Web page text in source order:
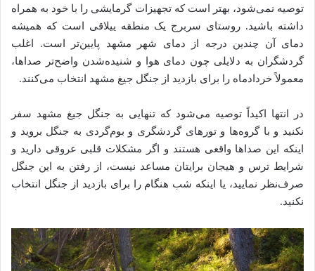
توصیه نمی‌شود، بهتر است که تجهیزات گرمایشی را با خود به همراه
داشته باشید. روستای سربرج یک منطقه ییلاقی است که همیشه
دمای آن چندین درجه از دمای شهر مشهد پایین‌تر است. اغلب
گردشگران به دلایلی چون دمای هوا و شنیده‌شدن واضح‌تر صداها،
معمولاً خردادماه را برای بازدید از جنگل جیغ مشهد انتخاب می‌کنند.
در انتها اکیداً توصیه می‌شود که تنهایی به جنگل جیغ مشهد سفر
نکنید و با گروه‌ها و تورهای گردشگری و بوم‌گردی به جنگل بروید و
اینکه این صداها واقعی هستند و اگر مشکلات قلبی عروقی دارید و
شرایط ترس و هیجان برایتان مساعد نیست، از رفتن به این جنگل
صرف‌نظر نمایید، یا اینکه شب‌ هنگام را برای بازدید از جنگل انتخاب
نکنید.